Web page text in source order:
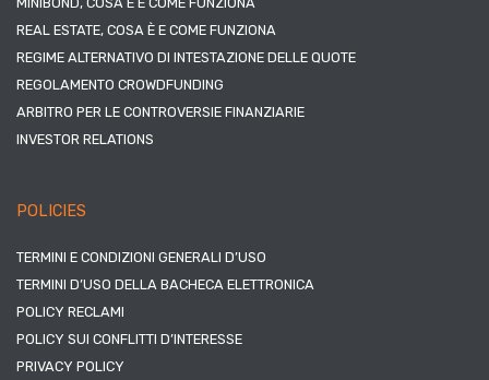
REAL ESTATE, COSA È E COME FUNZIONA
REGIME ALTERNATIVO DI INTESTAZIONE DELLE QUOTE
REGOLAMENTO CROWDFUNDING
ARBITRO PER LE CONTROVERSIE FINANZIARIE
INVESTOR RELATIONS
POLICIES
TERMINI E CONDIZIONI GENERALI D’USO
TERMINI D’USO DELLA BACHECA ELETTRONICA
POLICY RECLAMI
POLICY SUI CONFLITTI D’INTERESSE
PRIVACY POLICY